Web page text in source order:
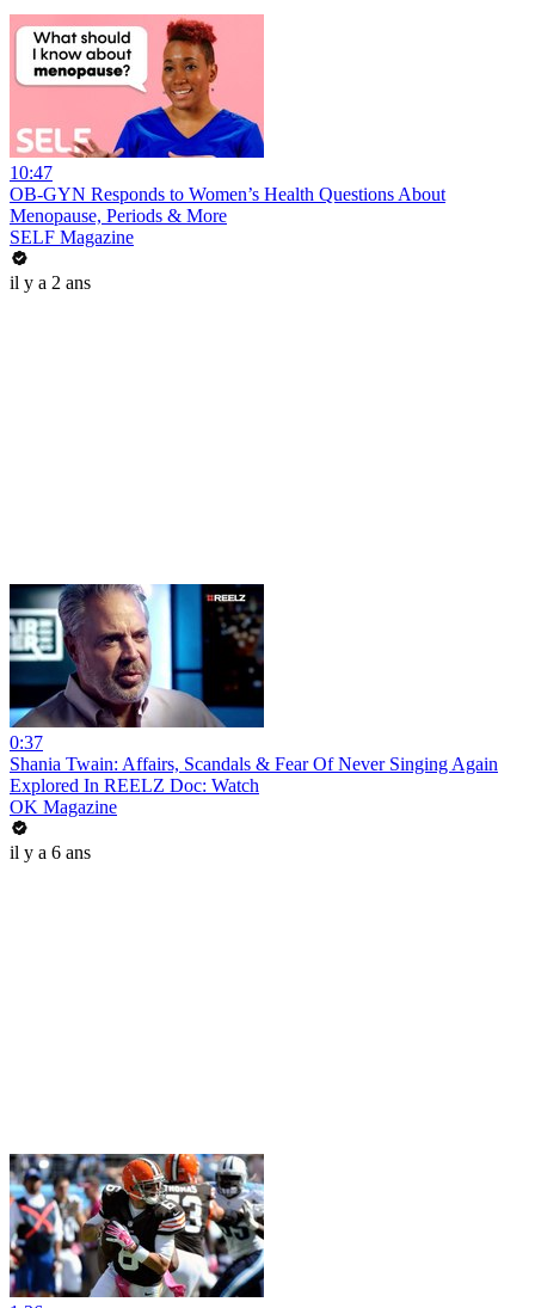
10:47
OB-GYN Responds to Women’s Health Questions About
Menopause, Periods & More
SELF Magazine
il y a 2 ans
0:37
Shania Twain: Affairs, Scandals & Fear Of Never Singing Again
Explored In REELZ Doc: Watch
OK Magazine
il y a 6 ans